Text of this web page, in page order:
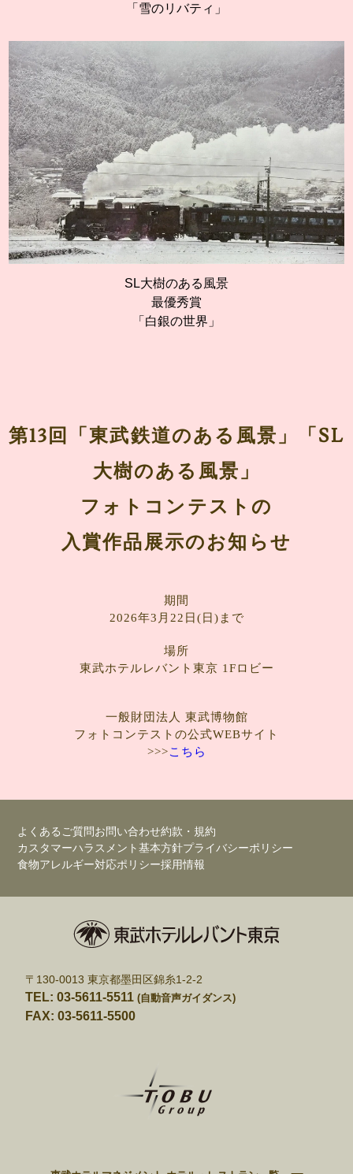
「雪のリバティ」
SL大樹のある風景
最優秀賞
「白銀の世界」
第13回「東武鉄道のある風景」「SL
大樹のある風景」
フォトコンテストの
入賞作品展示のお知らせ
期間
2026年3月22日(日)まで
場所
東武ホテルレバント東京 1Fロビー
一般財団法人 東武博物館
フォトコンテストの公式WEBサイト
>>>こちら
よくあるご質問 お問い合わせ約款・規約
カスタマーハラスメント基本方針プライバシーポリシー
食物アレルギー対応ポリシー採用情報
〒130-0013 東京都墨田区錦糸1-2-2
TEL: 03-5611-5511(自動音声ガイダンス)
FAX: 03-5611-5500